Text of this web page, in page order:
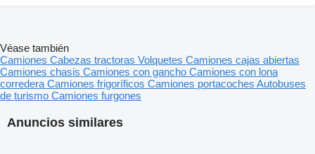
Anuncios similares
Véase también
Camiones Cabezas tractoras Volquetes Camiones cajas abiertas
Camiones chasis Camiones con gancho Camiones con lona
corredera Camiones frigoríficos Camiones portacoches Autobuses
de turismo Camiones furgones